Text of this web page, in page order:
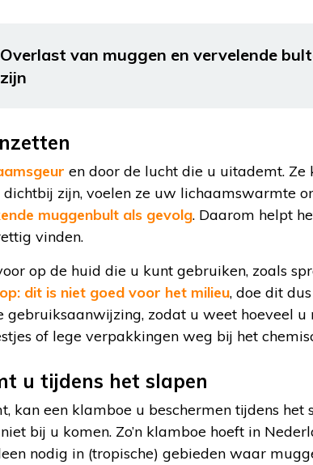
Overlast van muggen en vervelende
en door de lucht die u uitademt. Ze
zijn, voelen ze uw lichaamswarmte
muggenbult als gevolg. Daarom helpt
vinden.
op de huid die u kunt gebruiken, zoals
dit is niet goed voor het milieu, doe dit
gebruiksaanwijzing, zodat u weet hoeveel
of lege verpakkingen weg bij het
u tijdens het slapen
kan een klamboe u beschermen tijdens het
bij u komen. Zo’n klamboe hoeft in
nodig in (tropische) gebieden waar